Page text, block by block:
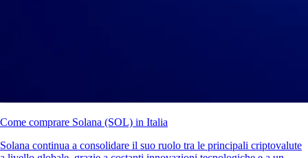
Come comprare Solana (SOL) in Italia
Solana continua a consolidare il suo ruolo tra le principali criptovalute